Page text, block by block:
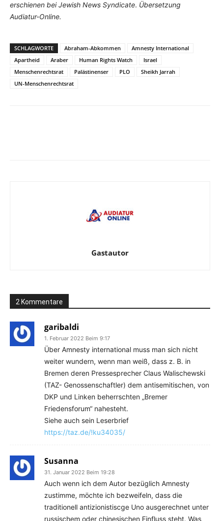
erschienen bei Jewish News Syndicate. Übersetzung
Audiatur-Online.
SCHLAGWORTE Abraham-Abkommen
Amnesty International
Apartheid
Araber Human Rights Watch
Israel
Menschenrechtsrat
Palästinenser PLO
Sheikh Jarrah
UN-Menschenrechtsrat
Gastautor
2 Kommentare
garibaldi
1. Februar 2022 Beim 9:17
Über Amnesty international muss man sich nicht
weiter wundern, wenn man weiß, dass z. B. in
Bremen deren Pressesprecher Claus Walischewski
(TAZ- Genossenschaftler) dem antisemitischen, von
DKP und Linken beherrschten „Bremer
Friedensforum“ nahesteht.
Siehe auch sein Leserbrief
https://taz.de/!ku34035/
Susanna
31. Januar 2022 Beim 19:28
Auch wenn ich dem Autor bezüglich Amnesty
zustimme, möchte ich bezweifeln, dass die
traditionell antizionistiscge Uno ausgerechnet unter
russischem oder chinesischen Einfluss steht. Was